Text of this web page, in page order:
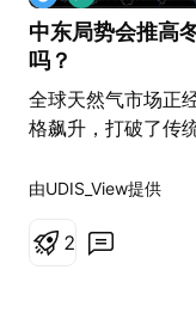
中东局势会推高
吗？
全球天然气市场正
格飙升，打破了传
紧张的地缘政治局
国可能直接军事介
多
由UDIS_View提供
2